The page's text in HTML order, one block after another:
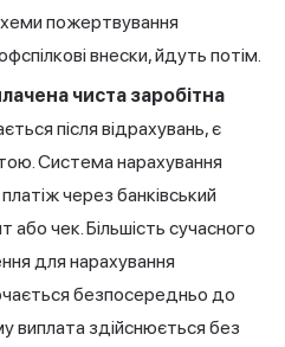
пожертвування
внески, йдуть потім.
чиста заробітна
після відрахувань, є
Система нарахування
платіж через банківський
чек. Більшість сучасного
для нарахування
безпосередньо до
виплата здійснюється без